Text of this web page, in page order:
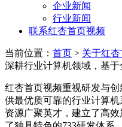
企业新闻
行业新闻
联系红杏首页视频
当前位置： 首页 > 关于红
深耕行业计算机领域，
红杏首页视频重视研发与创新
供最优质可靠的行业计算机系
资源广聚英才，建立了高